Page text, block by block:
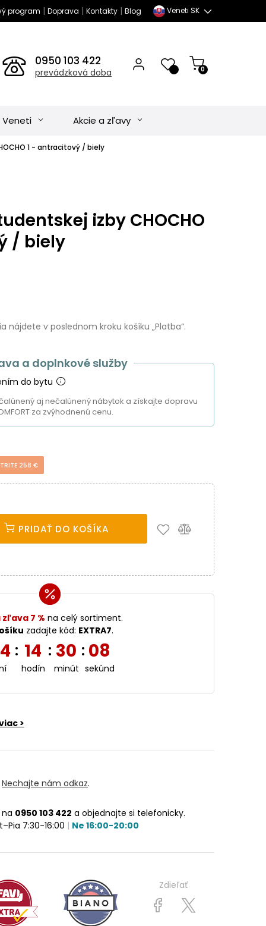
program | Doprava | Kontakty| Blog Veneti SK
0950 103 422
prevádzková doba 0
Veneti Akcie a zľavy
1 - antracitový / biely
izby CHOCHO
/ biely
nájdete v poslednom kroku košíku „Platba“.
a doplnkové služby
do bytu
aj nečalúnený nábytok a získajte dopravu
za zvýhodnenú cenu.
258 €
PRIDAŤ DO KOŠÍKA
zľava 7 % na celý sortiment.
zadajte kód: EXTRA7.
: 14
hodín
: 30
minút
: 07
sekúnd
>
Nechajte nám odkaz.
0950 103 422 a objednajte si telefonicky.
7:30-16:00 | Ne 16:00-20:00
Zdieľať